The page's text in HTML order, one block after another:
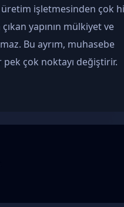
işletmesinden çok
yapının mülkiyet ve
Bu ayrım, muhasebe
pek çok noktayı değiştirir.